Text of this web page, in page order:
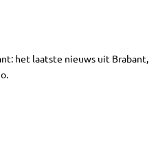
het laatste nieuws uit Brabant,